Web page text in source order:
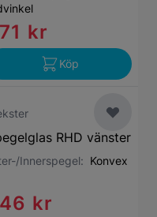
kr
Köp
RHD vänster
Innerspegel: Konvex
kr